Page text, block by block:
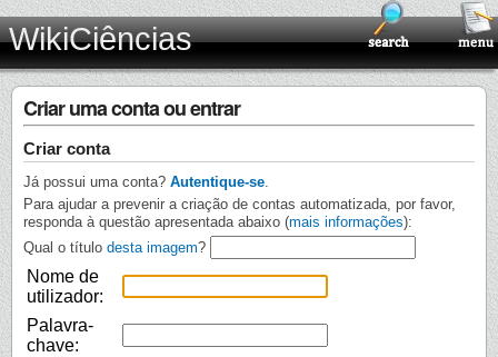
WikiCiências
Criar uma conta ou entrar
Criar conta
Já possui uma conta? Autentique-se
Para ajudar a prevenir a criação de contas automatizada, por favor,
responda à questão apresentada abaixo (mais informações):
Qual o título desta imagem?
Nome de
utilizador:
Palavra-
chave: